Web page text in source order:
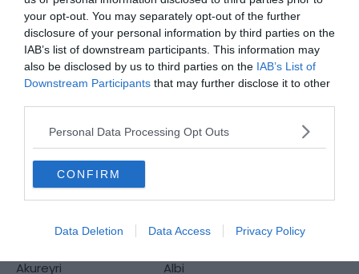
your opt-out. You may separately opt-out of the further
disclosure of your personal information by third parties on the
IAB’s list of downstream participants. This information may
also be disclosed by us to third parties on the IAB’s List of
Downstream Participants that may further disclose it to other
Personal Data Processing Opt Outs
CONFIRM
Data Deletion Data Access Privacy Policy
Est-ce que GV est une agence de voyages ?
Nos guides par destinations
Aarhus
Aberdeen
Abu Dhabi
Agadir
Agrigente
Aix-en-Provence
Akureyri
Albi